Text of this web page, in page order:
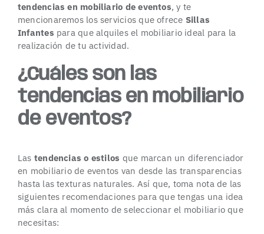
tendencias en mobiliario de eventos, y te
mencionaremos los servicios que ofrece Sillas
Infantes para que alquiles el mobiliario ideal para la
realización de tu actividad.
¿Cuáles son las
tendencias en mobiliario
de eventos?
Las tendencias o estilos que marcan un diferenciador
en mobiliario de eventos van desde las transparencias
hasta las texturas naturales. Así que, toma nota de las
siguientes recomendaciones para que tengas una idea
más clara al momento de seleccionar el mobiliario que
necesitas: